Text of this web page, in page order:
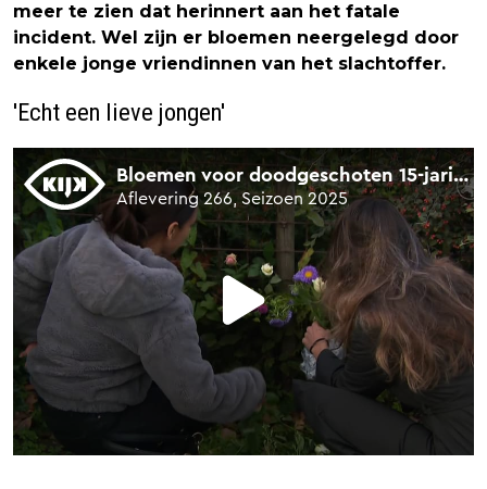
meer te zien dat herinnert aan het fatale
incident. Wel zijn er bloemen neergelegd door
enkele jonge vriendinnen van het slachtoffer.
'Echt een lieve jongen'